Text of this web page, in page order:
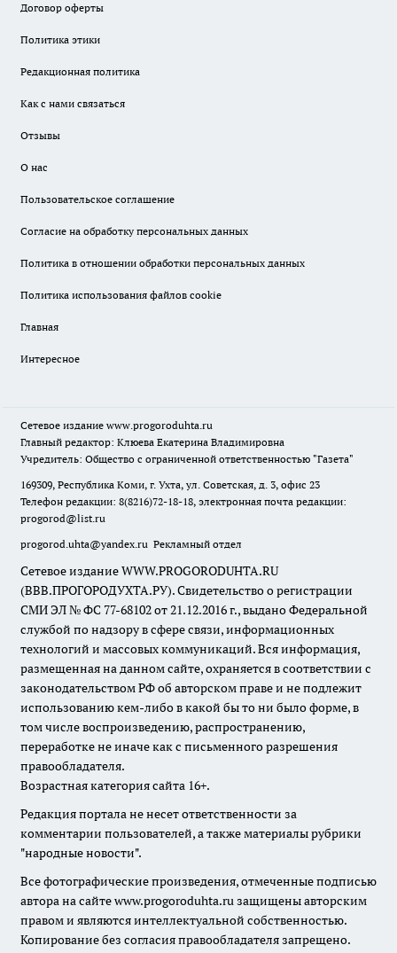
Договор оферты
Политика этики
Редакционная политика
Как с нами связаться
Отзывы
О нас
Пользовательское соглашение
Согласие на обработку персональных данных
Политика в отношении обработки персональных данных
Политика использования файлов cookie
Главная
Интересное
Сетевое издание www.progoroduhta.ru
Главный редактор: Клюева Екатерина Владимировна
Учредитель: Общество с ограниченной ответственностью "Газета"
169309, Республика Коми, г. Ухта, ул. Советская, д. 3, офис 23
Телефон редакции: 8(8216)72-18-18, электронная почта редакции:
progorod@list.ru
progorod.uhta@yandex.ru Рекламный отдел
Сетевое издание WWW.PROGORODUHTA.RU
(ВВВ.ПРОГОРОДУХТА.РУ). Свидетельство о регистрации
СМИ ЭЛ № ФС 77-68102 от 21.12.2016 г., выдано Федеральной
службой по надзору в сфере связи, информационных
технологий и массовых коммуникаций. Вся информация,
размещенная на данном сайте, охраняется в соответствии с
законодательством РФ об авторском праве и не подлежит
использованию кем-либо в какой бы то ни было форме, в
том числе воспроизведению, распространению,
переработке не иначе как с письменного разрешения
правообладателя.
Возрастная категория сайта 16+.
Редакция портала не несет ответственности за
комментарии пользователей, а также материалы рубрики
"народные новости".
Все фотографические произведения, отмеченные подписью
автора на сайте www.progoroduhta.ru защищены авторским
правом и являются интеллектуальной собственностью.
Копирование без согласия правообладателя запрещено.